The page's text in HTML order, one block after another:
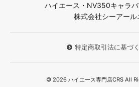
ハイエース・NV350キャラ
株式会社シーアール
特定商取引法に基づ
© 2026 ハイエース専門店CRS All